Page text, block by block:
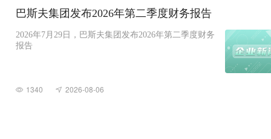
巴斯夫集团发布2026年第二季度财务报告
2026年7月29日，巴斯夫集团发布2026年第二季度财务
报告
1340 2026-08-06